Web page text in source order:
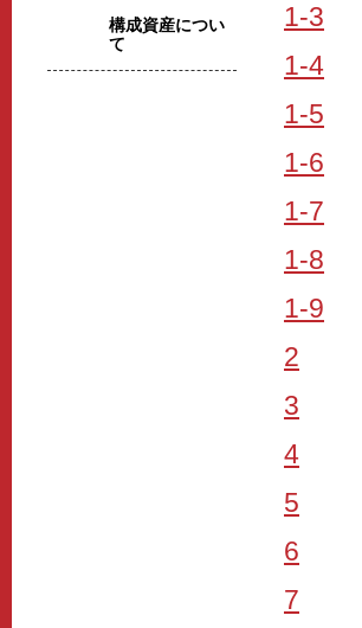
構成資産につい
て
1-3
1-4
1-5
1-6
1-7
1-8
1-9
2
3
4
5
6
7